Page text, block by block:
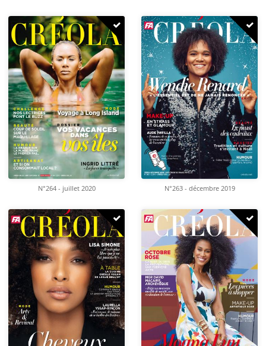
N°264 - juillet 2020 N°263 - décembre 2019